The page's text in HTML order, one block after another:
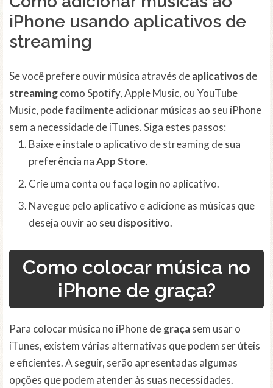
iPhone usando aplicativos de
streaming
Se você prefere ouvir música através deaplicativos de
streamingcomo Spotify, Apple Music, ou YouTube
Music, pode facilmente adicionar músicas ao seu iPhone
sem a necessidade de iTunes. Siga estes passos:
Baixe e instale o aplicativo de streaming de sua
preferência naApp Store.
Crie uma conta ou faça login no aplicativo.
Navegue pelo aplicativo e adicione as músicas que
deseja ouvir ao seu dispositivo.
Como colocar música no
iPhone de graça?
Para colocar música no iPhonede graçasem usar o
iTunes, existem várias alternativas que podem ser úteis
e eficientes. A seguir, serão apresentadas algumas
opções que podem atender às suas necessidades.